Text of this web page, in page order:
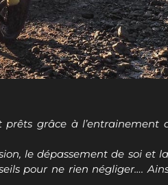
grâce à l’entrainement
le dépassement de soi et
pour ne rien négliger….